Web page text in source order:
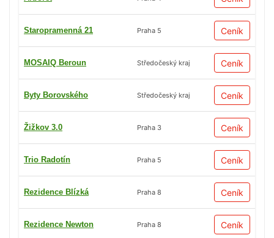
Staropramenná 21 Praha 5 Ceník
MOSAIQ Beroun Středočeský kraj Ceník
Byty Borovského Středočeský kraj Ceník
Žižkov 3.0 Praha 3 Ceník
Trio Radotín Praha 5 Ceník
Rezidence Blízká Praha 8 Ceník
Rezidence Newton Praha 8 Ceník